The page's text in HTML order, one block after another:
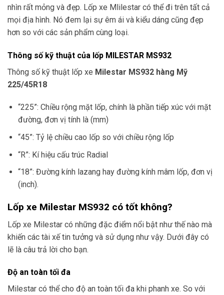
nhìn rất mỏng và đẹp. Lốp xe Mlilestar có thể đi trên tất cả
mọi địa hình. Nó đem lại sự êm ái và kiểu dáng cũng đẹp
hơn so với các sản phẩm cùng loại.
Thông số kỹ thuật của lốp MILESTAR MS932
Thông số kỹ thuật lốp xe Milestar MS932 hàng Mỹ
225/45R18
“225”: Chiều rộng mặt lốp, chính là phần tiếp xúc với mặt
đường, đơn vị tính là (mm)
“45”: Tỷ lệ chiều cao lốp so với chiều rộng lốp
“R”: Kí hiệu cấu trúc Radial
“18”: Đường kính lazang hay đường kính mâm lốp, đơn vị
(inch).
Lốp xe Milestar MS932 có tốt không?
Lốp xe Milestar có những đặc điểm nổi bật như thế nào mà
khiến các tài xế tin tưởng và sử dụng như vậy. Dưới đây có
lẽ là câu trả lời cho bạn.
Độ an toàn tối đa
Milestar có thể cho độ an toàn tối đa khi phanh xe. So với